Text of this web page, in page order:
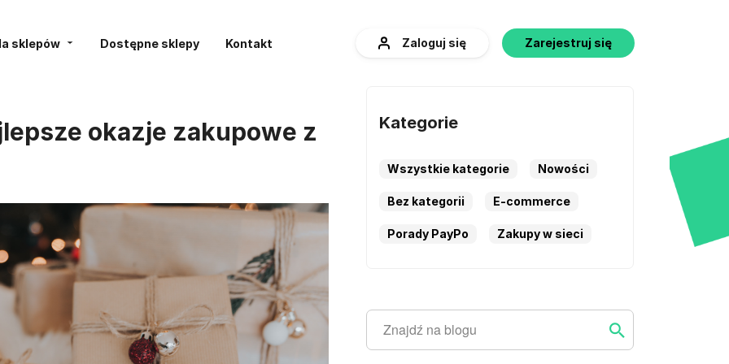
sklepów Dostępne sklepy Kontakt Zaloguj się Zarejestruj się
okazje zakupowe z
Kategorie
Wszystkie kategorie Nowości
Bez kategorii E-commerce
Porady PayPo Zakupy w sieci
Szukaj ...
Szukaj